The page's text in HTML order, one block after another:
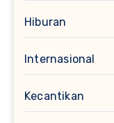
Hiburan
Internasional
Kecantikan